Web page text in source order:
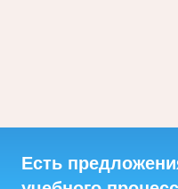
Есть